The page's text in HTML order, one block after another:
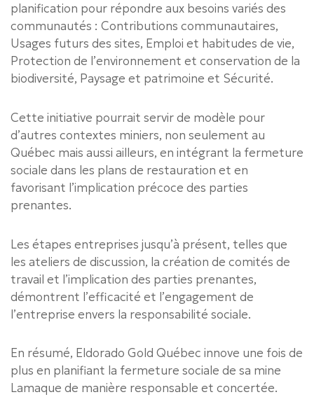
planification pour répondre aux besoins variés des
communautés : Contributions communautaires,
Usages futurs des sites, Emploi et habitudes de vie,
Protection de l’environnement et conservation de la
biodiversité, Paysage et patrimoine et Sécurité.
Cette initiative pourrait servir de modèle pour
d’autres contextes miniers, non seulement au
Québec mais aussi ailleurs, en intégrant la fermeture
sociale dans les plans de restauration et en
favorisant l’implication précoce des parties
prenantes.
Les étapes entreprises jusqu’à présent, telles que
les ateliers de discussion, la création de comités de
travail et l’implication des parties prenantes,
démontrent l’efficacité et l’engagement de
l’entreprise envers la responsabilité sociale.
En résumé, Eldorado Gold Québec innove une fois de
plus en planifiant la fermeture sociale de sa mine
Lamaque de manière responsable et concertée.